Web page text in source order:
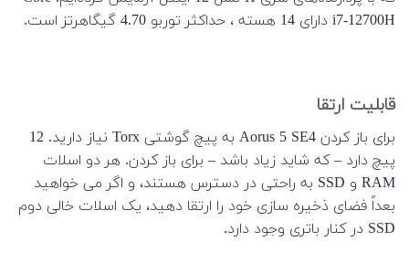
i7-12700H دارای 14 هسته ، حداکثر توربو 4.70 گیگاهرتز است.
قابلیت ارتقا
برای باز کردن Aorus 5 SE4 به پیچ گوشتی Torx نیاز دارید. 12
پیچ دارد – که شاید زیاد باشد – برای باز کردن. هر دو اسلات
RAM و SSD به راحتی در دسترس هستند، و اگر می خواهید
بعداً فضای ذخیره سازی خود را ارتقا دهید، یک اسلات خالی دوم
SSD در کنار باتری وجود دارد.